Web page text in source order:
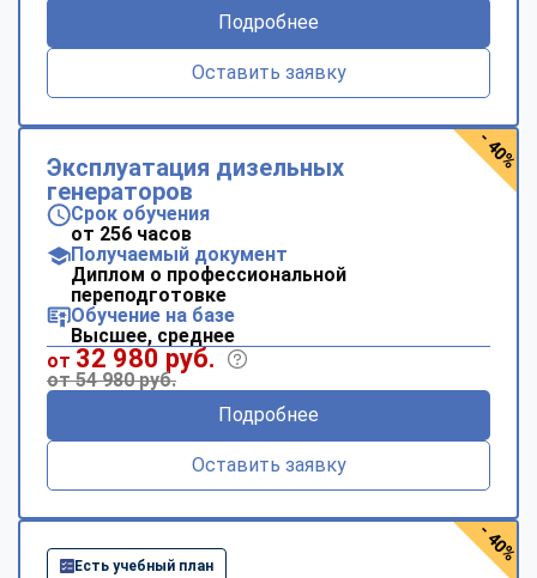
Подробнее
Оставить заявку
Эксплуатация дизельных
генераторов
Срок обучения
от 256 часов
Получаемый документ
Диплом о профессиональной
переподготовке
Обучение на базе
Высшее, среднее
от 32 980 руб.
от 54 980 руб.
Подробнее
Оставить заявку
- 40%
Есть учебный план
- 40%